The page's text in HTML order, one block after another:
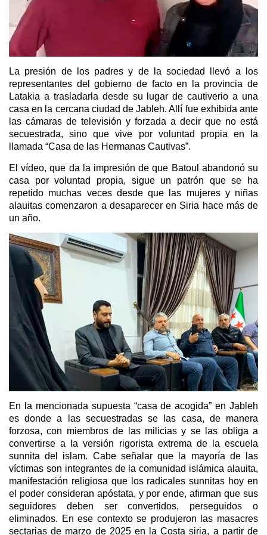
La presión de los padres y de la sociedad llevó a los
representantes del gobierno de facto en la provincia de
Latakia a trasladarla desde su lugar de cautiverio a una
casa en la cercana ciudad de Jableh. Allí fue exhibida ante
las cámaras de televisión y forzada a decir que no está
secuestrada, sino que vive por voluntad propia en la
llamada “Casa de las Hermanas Cautivas”.
El vídeo, que da la impresión de que Batoul abandonó su
casa por voluntad propia, sigue un patrón que se ha
repetido muchas veces desde que las mujeres y niñas
alauitas comenzaron a desaparecer en Siria hace más de
un año.
En la mencionada supuesta “casa de acogida” en Jableh
es donde a las secuestradas se las casa, de manera
forzosa, con miembros de las milicias y se las obliga a
convertirse a la versión rigorista extrema de la escuela
sunnita del islam. Cabe señalar que la mayoría de las
víctimas son integrantes de la comunidad islámica alauita,
manifestación religiosa que los radicales sunnitas hoy en
el poder consideran apóstata, y por ende, afirman que sus
seguidores deben ser convertidos, perseguidos o
eliminados. En ese contexto se produjeron las masacres
sectarias de marzo de 2025 en la Costa siria, a partir de